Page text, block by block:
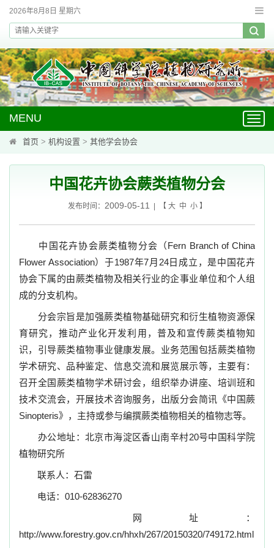
2026年8月8日 星期六
MENU
首页 > 机构设置 > 其他学会协会
中国花卉协会蕨类植物分会
发布时间： 2009-05-11 | 【 大 中 小】
中国花卉协会蕨类植物分会（Fern Branch of China
Flower Association）于1987年7月 24日成立，是中国花卉
协会下属的由蕨类植物及相关行业的企事业单位和个人组
成的分支机构。
分会宗旨是加强蕨类植物基础研究和衍生植物资源保
育研究，推动产业化开发利用，普及和宣传蕨类植物知
识，引导蕨类植物事业健康发展。业务范围包括蕨类植物
学术研究、品种鉴定、信息交流和展览展示等，主要有：
召开全国蕨类植物学术研讨会，组织举办讲座、培训班和
技术交流会，开展技术咨询服务，出版分会简讯《中国蕨
Sinopteris》，主持或参与编撰蕨类植物相关的植物志等。
办公地址：北京市海淀区香山南辛村20号中国科学院
植物研究所
联系人：石雷
电话： 010-62836270
网址：
http://www.forestry.gov.cn/hhxh/267/20150320/749172.html